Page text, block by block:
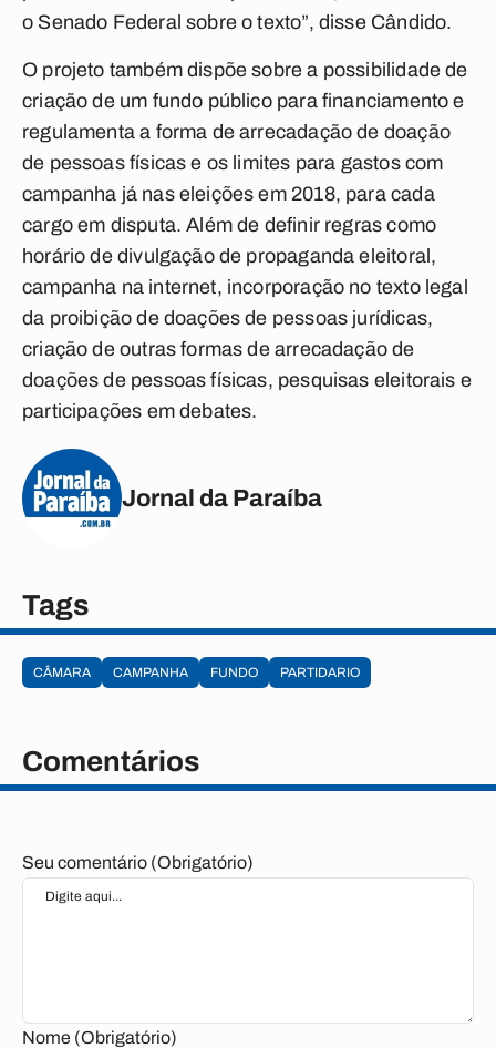
o Senado Federal sobre o texto”, disse Cândido.
O projeto também dispõe sobre a possibilidade de
criação de um fundo público para financiamento e
regulamenta a forma de arrecadação de doação
de pessoas físicas e os limites para gastos com
campanha já nas eleições em 2018, para cada
cargo em disputa. Além de definir regras como
horário de divulgação de propaganda eleitoral,
campanha na internet, incorporação no texto legal
da proibição de doações de pessoas jurídicas,
criação de outras formas de arrecadação de
doações de pessoas físicas, pesquisas eleitorais e
participações em debates.
Jornal da Paraíba
Tags
CÂMARA CAMPANHA FUNDO PARTIDARIO
Comentários
Seu comentário (Obrigatório)
Nome (Obrigatório)